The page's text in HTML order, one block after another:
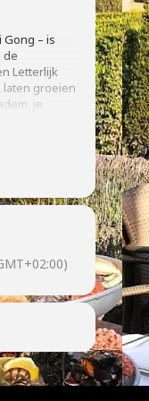
Gong – is
de
Letterlijk
laten groeien
je
pp.